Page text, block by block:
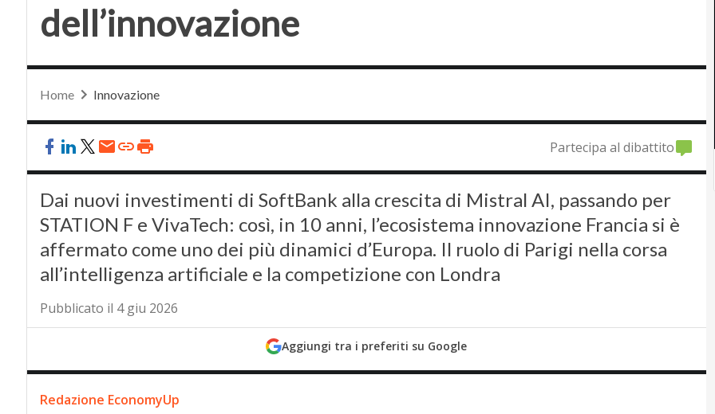
dell’innovazione
Home Innovazione
Partecipa al dibattito
Dai nuovi investimenti di SoftBank alla crescita di Mistral AI, passando per
STATION F e VivaTech: così, in 10 anni, l’ecosistema innovazione Francia si è
affermato come uno dei più dinamici d’Europa. Il ruolo di Parigi nella corsa
all’intelligenza artificiale e la competizione con Londra
Pubblicato il 4 giu 2026
Aggiungi tra i preferiti su Google
Redazione EconomyUp